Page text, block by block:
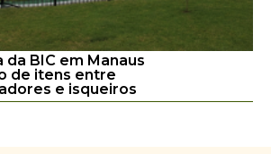
da BIC em Manaus
de itens entre
e isqueiros